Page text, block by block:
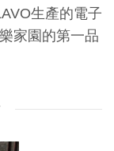
生產的電子
家園的第一品